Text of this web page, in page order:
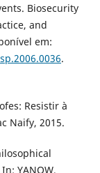
Biosecurity
and
em:
.
Resistir à
Naify, 2015.
YANOW,